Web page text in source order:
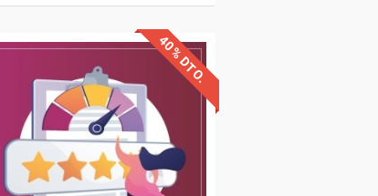
40% DTO.
Descuentos especiales
Sin requisitos de acceso
Diploma